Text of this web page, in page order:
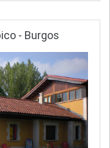
- Burgos